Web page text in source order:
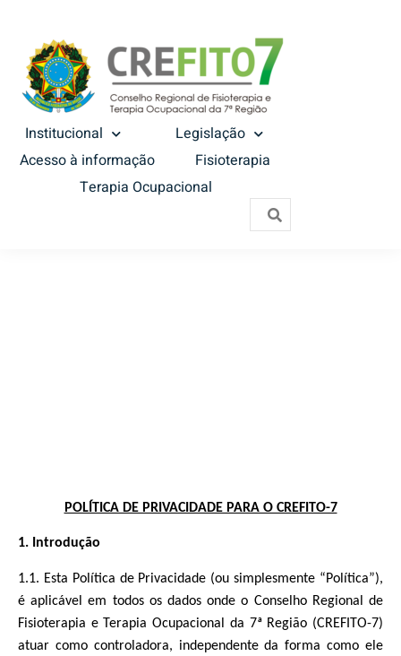
Institucional
Legislação
Acesso à informação
Fisioterapia
Terapia Ocupacional
POLÍTICA DE PRIVACIDADE PARA O CREFITO-7
1. Introdução
1.1. Esta Política de Privacidade (ou simplesmente “Política”),
é aplicável em todos os dados onde o Conselho Regional de
Fisioterapia e Terapia Ocupacional da 7ª Região (CREFITO-7)
atuar como controladora, independente da forma como ele